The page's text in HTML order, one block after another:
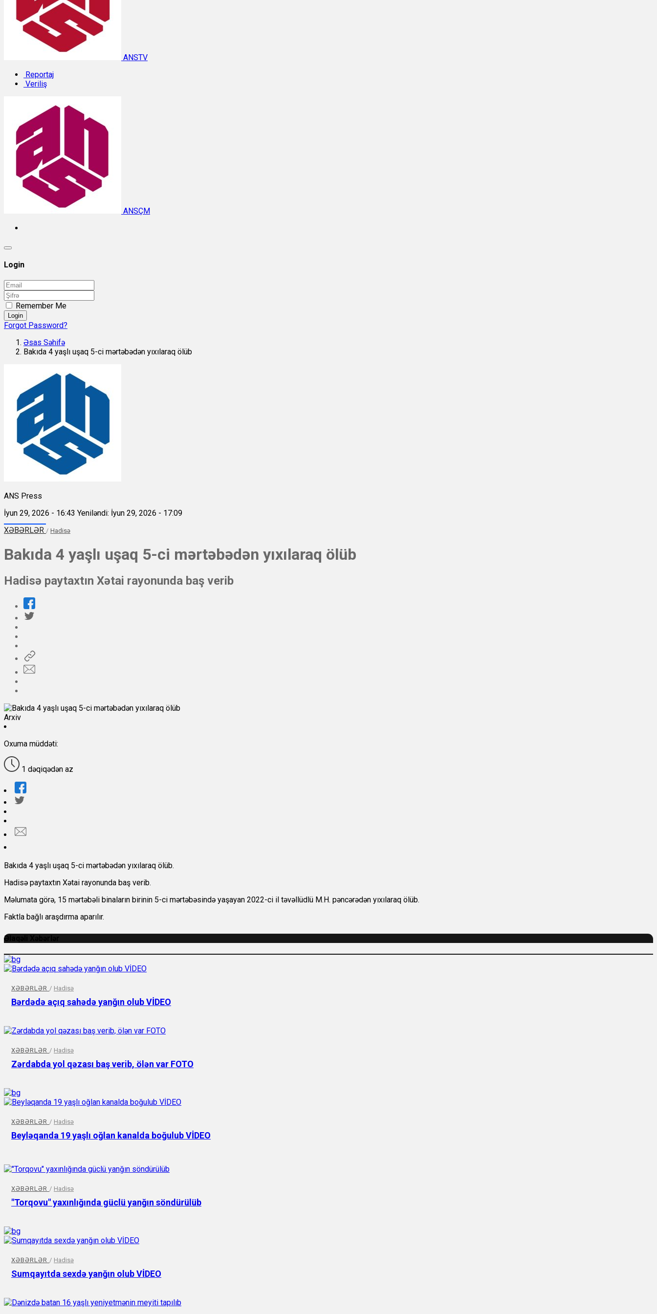
ANSTV
Reportaj
Veriliş
ANSÇM
Login
Remember Me
Login
Forgot Password?
Əsas Səhifə
Bakıda 4 yaşlı uşaq 5-ci mərtəbədən yıxılaraq ölüb
ANS Press
İyun 29, 2026 - 16:43 Yeniləndi: İyun 29, 2026 - 17:09
XƏBƏRLƏR / Hadisə
Bakıda 4 yaşlı uşaq 5-ci mərtəbədən yıxılaraq ölüb
Hadisə paytaxtın Xətai rayonunda baş verib
Arxiv
Oxuma müddəti:
1 dəqiqədən az
Bakıda 4 yaşlı uşaq 5-ci mərtəbədən yıxılaraq ölüb.
Hadisə paytaxtın Xətai rayonunda baş verib.
Məlumata görə, 15 mərtəbəli binaların birinin 5-ci mərtəbəsində yaşayan 2022-ci il təvəllüdlü M.H. pəncərədən yıxılaraq ölüb.
Faktla bağlı araşdırma aparılır.
Əlaqəli Xəbərlər
XƏBƏRLƏR / Hadisə
Bərdədə açıq sahədə yanğın olub VİDEO
XƏBƏRLƏR / Hadisə
Zərdabda yol qəzası baş verib, ölən var FOTO
XƏBƏRLƏR / Hadisə
Beyləqanda 19 yaşlı oğlan kanalda boğulub VİDEO
XƏBƏRLƏR / Hadisə
"Torqovu" yaxınlığında güclü yanğın söndürülüb
XƏBƏRLƏR / Hadisə
Sumqayıtda sexdə yanğın olub VİDEO